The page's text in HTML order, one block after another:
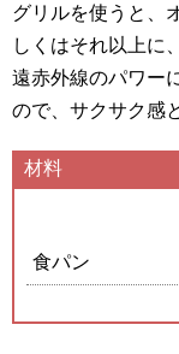
グリルを使うと、
しくはそれ以上に
遠赤外線のパワー
ので、サクサク感
材料
食パン